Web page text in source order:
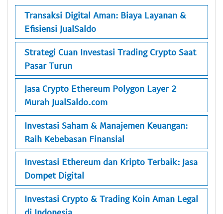
Transaksi Digital Aman: Biaya Layanan &
Efisiensi JualSaldo
Strategi Cuan Investasi Trading Crypto Saat
Pasar Turun
Jasa Crypto Ethereum Polygon Layer 2
Murah JualSaldo.com
Investasi Saham & Manajemen Keuangan:
Raih Kebebasan Finansial
Investasi Ethereum dan Kripto Terbaik: Jasa
Dompet Digital
Investasi Crypto & Trading Koin Aman Legal